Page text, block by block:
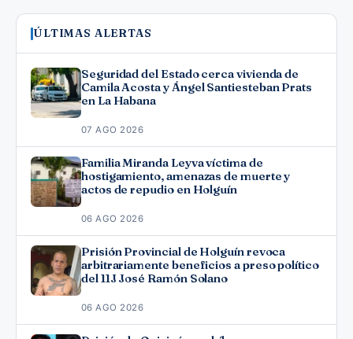
ÚLTIMAS ALERTAS
Seguridad del Estado cerca vivienda de
Camila Acosta y Ángel Santiesteban Prats
en La Habana
07 AGO 2026
Familia Miranda Leyva víctima de
hostigamiento, amenazas de muerte y
actos de repudio en Holguín
06 AGO 2026
Prisión Provincial de Holguín revoca
arbitrariamente beneficios a preso político
del 11J José Ramón Solano
06 AGO 2026